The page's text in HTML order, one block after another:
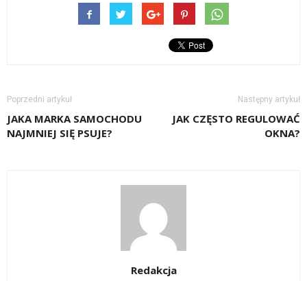
Poprzedni artykuł
JAKA MARKA SAMOCHODU
NAJMNIEJ SIĘ PSUJE?
Następny artykuł
JAK CZĘSTO REGULOWAĆ
OKNA?
Redakcja